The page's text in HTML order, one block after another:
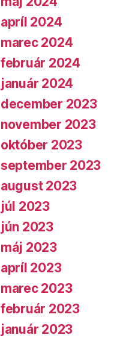
apríl 2024
marec 2024
február 2024
január 2024
december 2023
november 2023
október 2023
september 2023
august 2023
júl 2023
jún 2023
máj 2023
apríl 2023
marec 2023
február 2023
január 2023